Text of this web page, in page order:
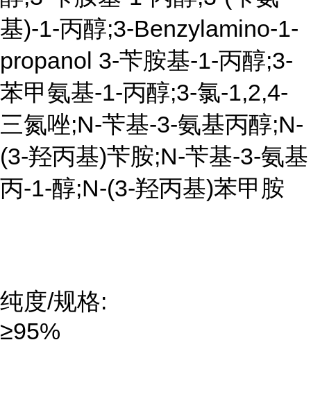
基)-1-丙醇;3-Benzylamino-1-
propanol 3-苄胺基-1-丙醇;3-
苯甲氨基-1-丙醇;3-氯-1,2,4-
三氮唑;N-苄基-3-氨基丙醇;N-
(3-羟丙基)苄胺;N-苄基-3-氨基
丙-1-醇;N-(3-羟丙基)苯甲胺
纯度/规格:
≥95%